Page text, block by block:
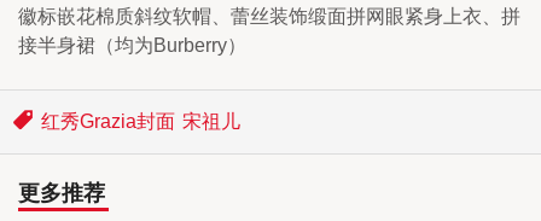
徽标嵌花棉质斜纹软帽、蕾丝装饰缎面拼网眼紧身上衣、拼
接半身裙（均为Burberry）
红秀Grazia封面 宋祖儿
更多推荐